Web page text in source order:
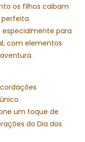
os filhos caibam
especialmente para
com elementos
um toque de
do Dia dos